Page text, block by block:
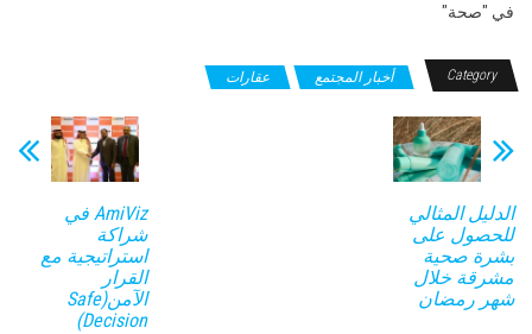
في "صحة"
Category أخبار المجتمع عقارات
AmiViz في
شراكة
استراتيجية مع
القرار
الآمن(Safe
Decision)
الدليل المثالي
للحصول على
بشرة صحية
مشرقة خلال
شهر رمضان